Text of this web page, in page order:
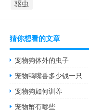
驱虫
猜你想看的文章
宠物狗体外的虫子
宠物鸭嘴兽多少钱一只
宠物狗如何训养
宠物蟹有哪些